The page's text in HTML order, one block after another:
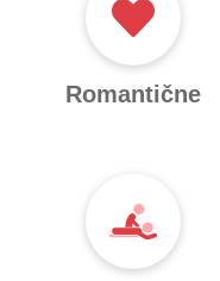
Romantične